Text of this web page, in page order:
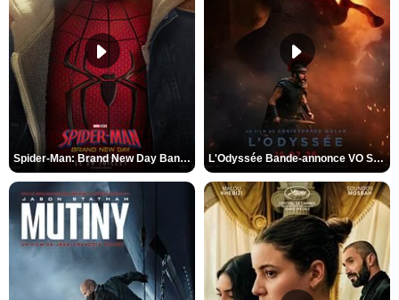
Spider-Man: Brand New Day Bande-annonce VO STFR L'Odyssée Bande-annonce VO STFR